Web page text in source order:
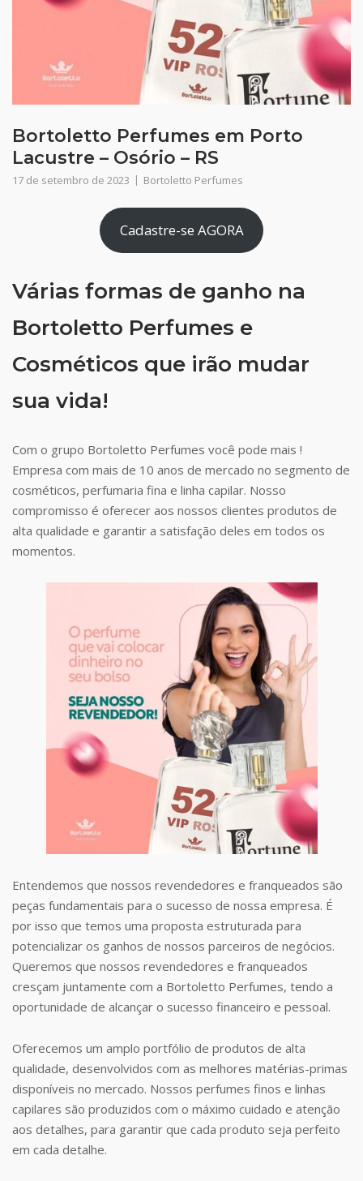
Bortoletto Perfumes em Porto
Lacustre – Osório – RS
17 de setembro de 2023 Bortoletto Perfumes
Cadastre-se AGORA
Várias formas de ganho na
Bortoletto Perfumes e
Cosméticos que irão mudar
sua vida!
Com o grupo Bortoletto Perfumes você pode mais !
Empresa com mais de 10 anos de mercado no segmento de
cosméticos, perfumaria fina e linha capilar. Nosso
compromisso é oferecer aos nossos clientes produtos de
alta qualidade e garantir a satisfação deles em todos os
momentos.
Entendemos que nossos revendedores e franqueados são
peças fundamentais para o sucesso de nossa empresa. É
por isso que temos uma proposta estruturada para
potencializar os ganhos de nossos parceiros de negócios.
Queremos que nossos revendedores e franqueados
cresçam juntamente com a Bortoletto Perfumes, tendo a
oportunidade de alcançar o sucesso financeiro e pessoal.
Oferecemos um amplo portfólio de produtos de alta
qualidade, desenvolvidos com as melhores matérias-primas
disponíveis no mercado. Nossos perfumes finos e linhas
capilares são produzidos com o máximo cuidado e atenção
aos detalhes, para garantir que cada produto seja perfeito
em cada detalhe.